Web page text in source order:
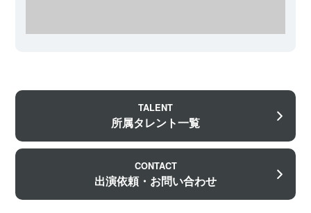
TALENT
所属タレント一覧
CONTACT
出演依頼・お問い合わせ